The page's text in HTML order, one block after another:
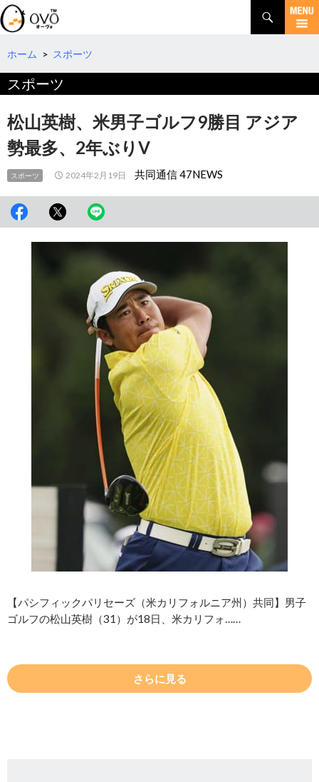
検
索
コ
テ
へ
動
ホーム > スポーツ
スポーツ
松山英樹、米男子ゴルフ9勝目 アジア
勢最多、2年ぶりV
スポーツ 2024年2月19日 共同通信 47NEWS
【パシフィックパリセーズ（米カリフォルニア州）共同】男子
ゴルフの松山英樹（31）が18日、米カリフォ……
さらに見る